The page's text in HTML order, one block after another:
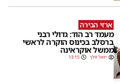
ארזי הבירה
מעמד רב הוד: גדולי רבני
ברסלב בכינוס הוקרה לראשי
ממשל אוקראינה
יואל וולך 13:15